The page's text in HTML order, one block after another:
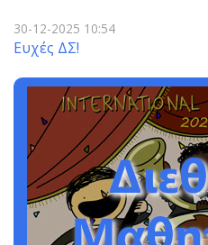
30-12-2025 10:54
Ευχές ΔΣ!